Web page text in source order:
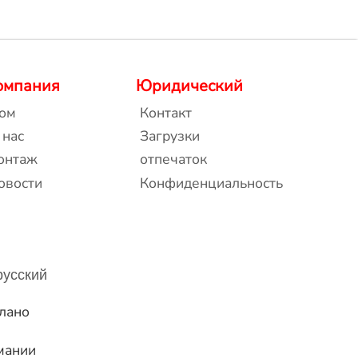
Юридический
Контакт
Загрузки
отпечаток
Конфиденциальность